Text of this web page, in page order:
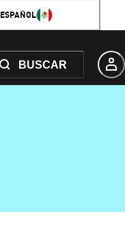
ESPAÑOL
BUSCAR